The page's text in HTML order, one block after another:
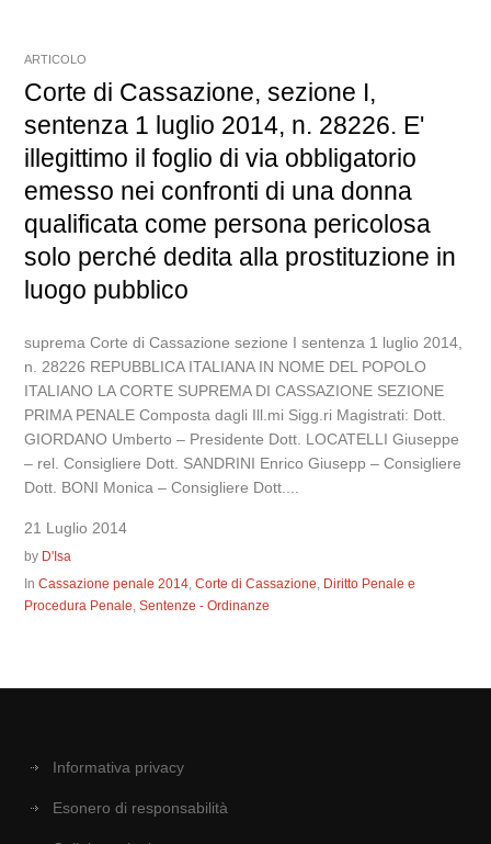
ARTICOLO
Corte di Cassazione, sezione I,
sentenza 1 luglio 2014, n. 28226. E'
illegittimo il foglio di via obbligatorio
emesso nei confronti di una donna
qualificata come persona pericolosa
solo perché dedita alla prostituzione in
luogo pubblico
suprema Corte di Cassazione sezione I sentenza 1 luglio 2014,
n. 28226 REPUBBLICA ITALIANA IN NOME DEL POPOLO
ITALIANO LA CORTE SUPREMA DI CASSAZIONE SEZIONE
PRIMA PENALE Composta dagli Ill.mi Sigg.ri Magistrati: Dott.
GIORDANO Umberto – Presidente Dott. LOCATELLI Giuseppe
– rel. Consigliere Dott. SANDRINI Enrico Giusepp – Consigliere
Dott. BONI Monica – Consigliere Dott....
21 Luglio 2014
by D'Isa
InCassazione penale 2014,Corte di Cassazione, Diritto Penale e
Procedura Penale,Sentenze - Ordinanze
Informativa privacy
Esonero di responsabilità